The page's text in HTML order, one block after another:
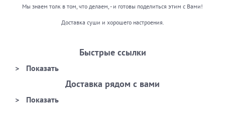
Мы знаем толк в том, что делаем, - и готовы поделиться этим с Вами!
Доставка суши и хорошего настроения.
Быстрые ссылки
Доставка рядом с вами